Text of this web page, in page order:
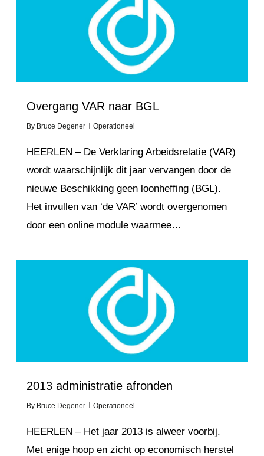
Overgang VAR naar BGL
By Bruce Degener Operationeel
HEERLEN – De Verklaring Arbeidsrelatie (VAR)
wordt waarschijnlijk dit jaar vervangen door de
nieuwe Beschikking geen loonheffing (BGL).
Het invullen van ‘de VAR’ wordt overgenomen
door een online module waarmee…
2013 administratie afronden
By Bruce Degener Operationeel
HEERLEN – Het jaar 2013 is alweer voorbij.
Met enige hoop en zicht op economisch herstel